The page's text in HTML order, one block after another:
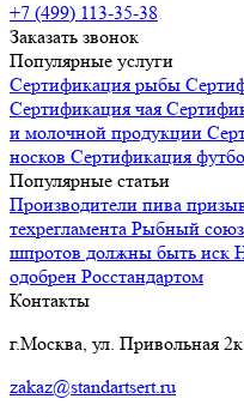
+7 (499) 113-35-38
Заказать звонок
Популярные услуги
Сертификация рыбы
Сертификация чая
и молочной продукции
носков Сертификация
Популярные статьи
Производители пива
техрегламента Рыбный союз
шпротов должны быть иск
одобрен Росстандартом
Контакты
г.Москва, ул. Привольная
zakaz@standartsert.ru